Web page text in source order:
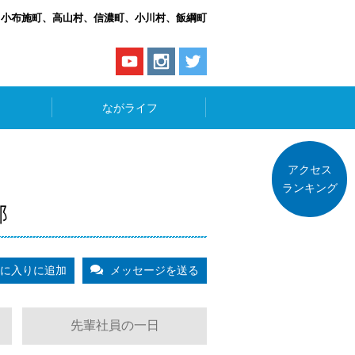
布施町、高山村、信濃町、小川村、飯綱町
ながライフ
入りに追加 メッセージを送る
先輩社員の一日
アクセス
ランキング